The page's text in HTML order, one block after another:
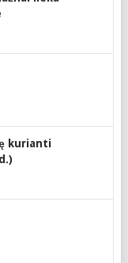
kurianti